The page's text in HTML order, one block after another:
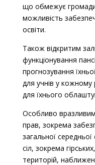
що обмежує громади
можливість
освіти.
Також відкритим
функціонування
прогнозування
для учнів у кожному
для їхнього
Особливо
прав, зокрема
загальної
сіл, зокрема
територій,